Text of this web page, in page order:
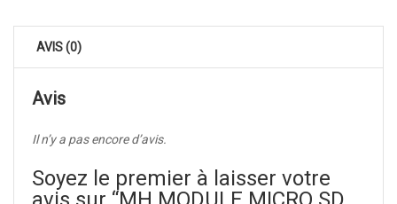
AVIS (0)
Avis
Il n’y a pas encore d’avis.
Soyez le premier à laisser votre